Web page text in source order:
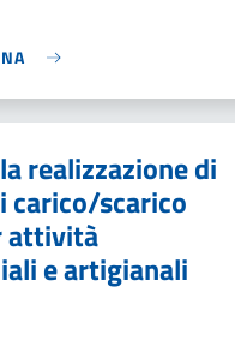
realizzazione di
carico/scarico
attività
e artigianali